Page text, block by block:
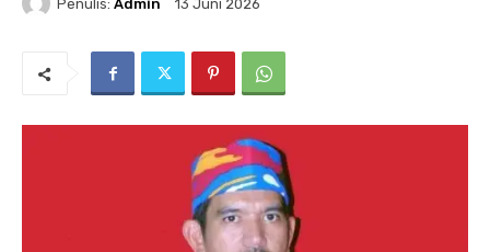
Penulis: Admin 13 Juni 2026